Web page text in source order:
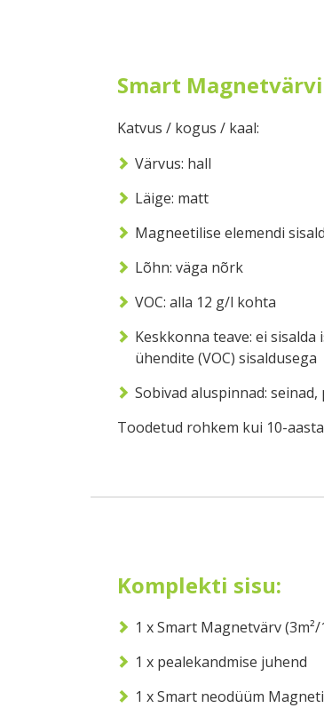
Smart
Katvus / kogus / kaal:
Värvus: hall
Läige: matt
Magneetilise elemendi
Lõhn: väga nõrk
VOC: alla 12 g/l kohta
Keskkonna teave: ei
ühendite (VOC) sisaldusega
Sobivad aluspinnad:
Toodetud rohkem kui 10-
Komplekti sisu:
1 x Smart Magnetvärv (3m²/
1 x pealekandmise juhend
1 x Smart neodüüm